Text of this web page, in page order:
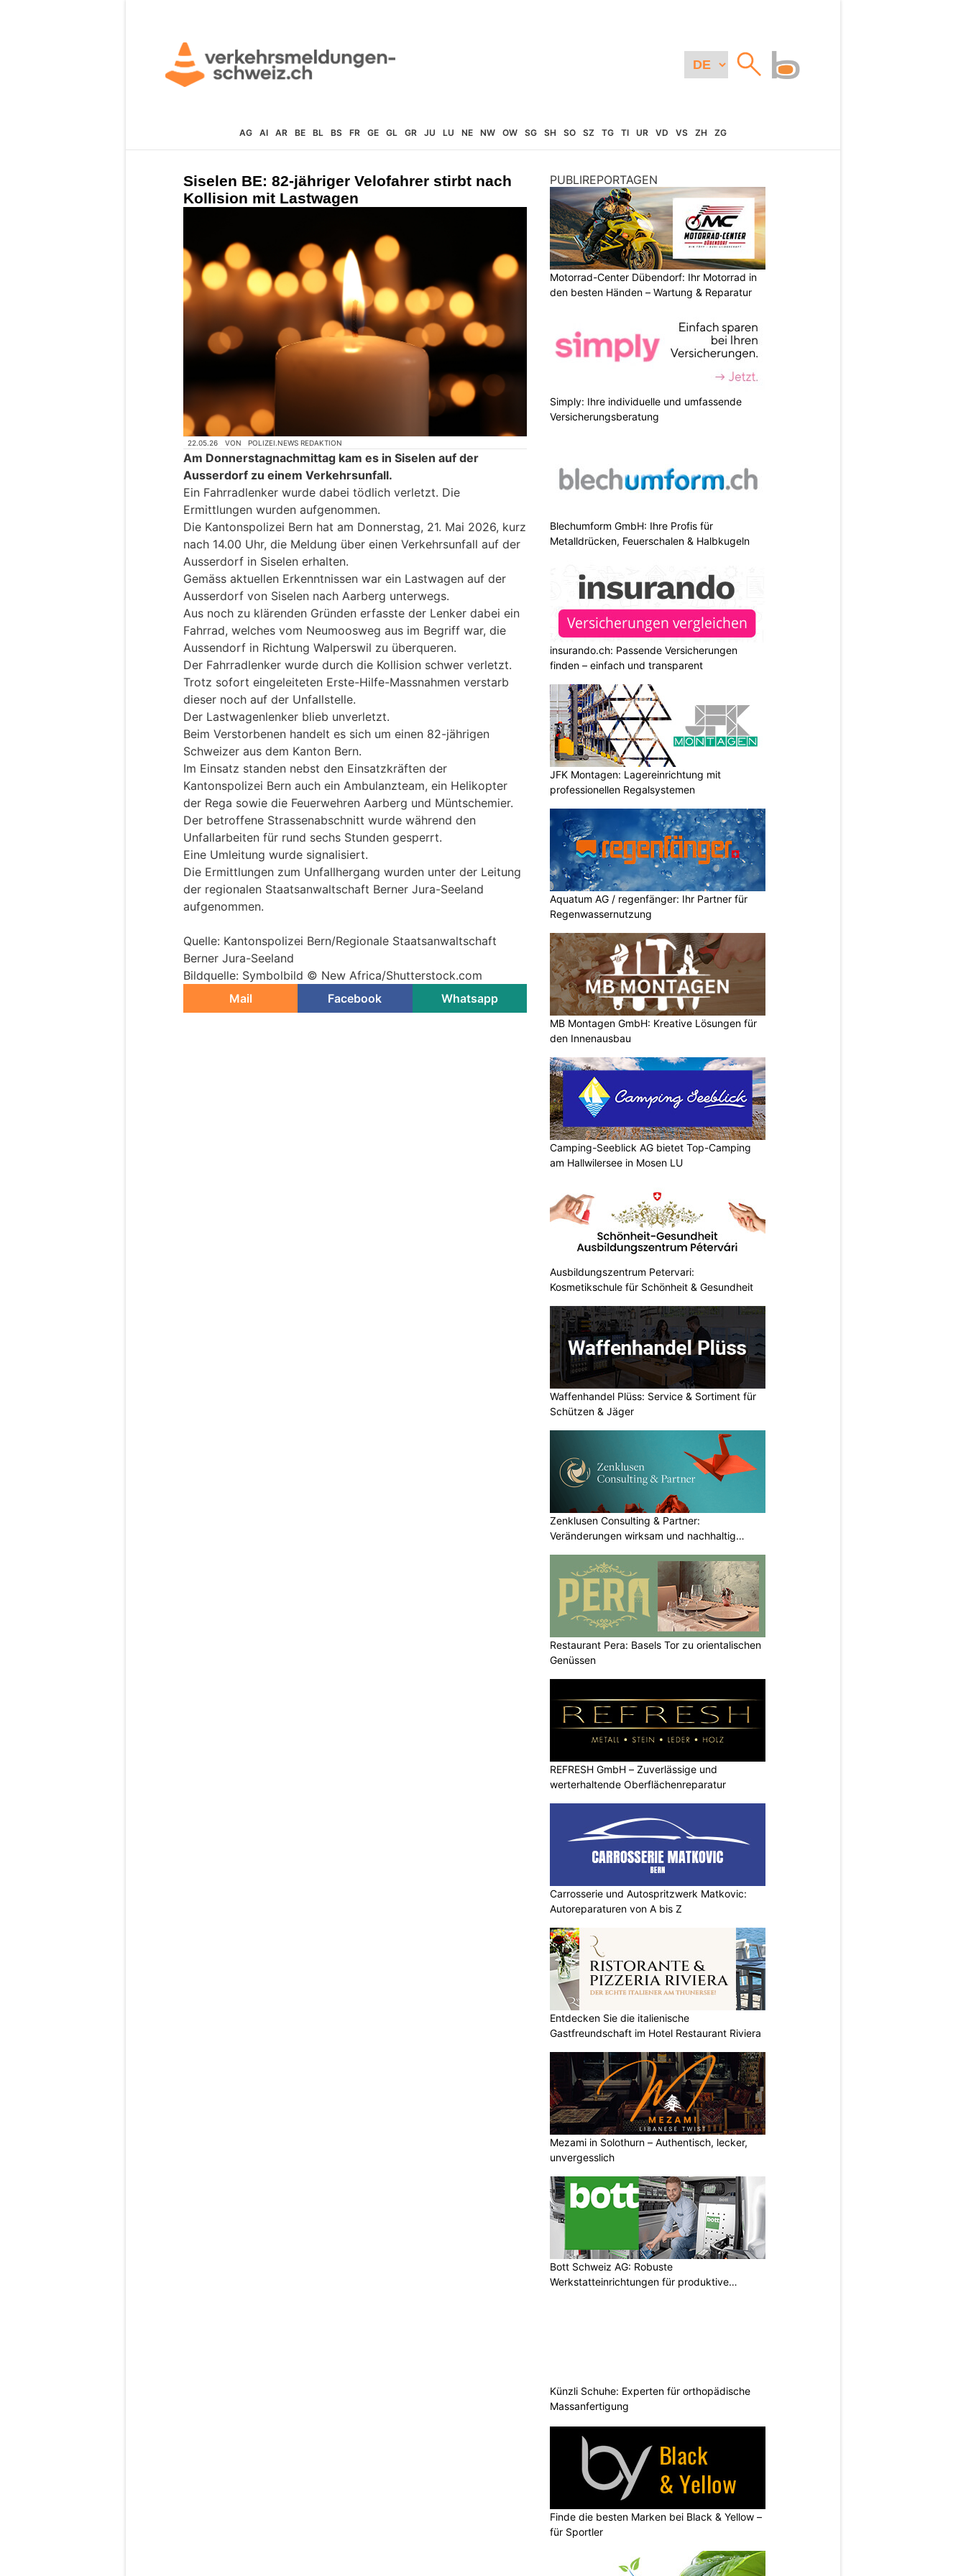
AG AI AR BE BL BS FR GE GL GR JU LU NE NW OW SG SH SO SZ TG TI UR VD VS ZH ZG
Siselen BE: 82-jähriger Velofahrer stirbt nach
Kollision mit Lastwagen
22.05.26 VON POLIZEI.NEWS REDAKTION
Am Donnerstagnachmittag kam es in Siselen auf der
Ausserdorf zu einem Verkehrsunfall.
Ein Fahrradlenker wurde dabei tödlich verletzt. Die
Ermittlungen wurden aufgenommen.
Die Kantonspolizei Bern hat am Donnerstag, 21. Mai 2026, kurz
nach 14.00 Uhr, die Meldung über einen Verkehrsunfall auf der
Ausserdorf in Siselen erhalten.
Gemäss aktuellen Erkenntnissen war ein Lastwagen auf der
Ausserdorf von Siselen nach Aarberg unterwegs.
Aus noch zu klärenden Gründen erfasste der Lenker dabei ein
Fahrrad, welches vom Neumoosweg aus im Begriff war, die
Aussendorf in Richtung Walperswil zu überqueren.
Der Fahrradlenker wurde durch die Kollision schwer verletzt.
Trotz sofort eingeleiteten Erste-Hilfe-Massnahmen verstarb
dieser noch auf der Unfallstelle.
Der Lastwagenlenker blieb unverletzt.
Beim Verstorbenen handelt es sich um einen 82-jährigen
Schweizer aus dem Kanton Bern.
Im Einsatz standen nebst den Einsatzkräften der
Kantonspolizei Bern auch ein Ambulanzteam, ein Helikopter
der Rega sowie die Feuerwehren Aarberg und Müntschemier.
Der betroffene Strassenabschnitt wurde während den
Unfallarbeiten für rund sechs Stunden gesperrt.
Eine Umleitung wurde signalisiert.
Die Ermittlungen zum Unfallhergang wurden unter der Leitung
der regionalen Staatsanwaltschaft Berner Jura-Seeland
aufgenommen.
Quelle: Kantonspolizei Bern/Regionale Staatsanwaltschaft
Berner Jura-Seeland
Bildquelle: Symbolbild © New Africa/Shutterstock.com
Mail
Facebook Whatsapp
PUBLIREPORTAGEN
Motorrad-Center Dübendorf: Ihr Motorrad in
den besten Händen – Wartung & Reparatur
Simply: Ihre individuelle und umfassende
Versicherungsberatung
Blechumform GmbH: Ihre Profis für
Metalldrücken, Feuerschalen & Halbkugeln
insurando.ch: Passende Versicherungen
finden – einfach und transparent
JFK Montagen: Lagereinrichtung mit
professionellen Regalsystemen
Aquatum AG / regenfänger: Ihr Partner für
Regenwassernutzung
MB Montagen GmbH: Kreative Lösungen für
den Innenausbau
Camping-Seeblick AG bietet Top-Camping
am Hallwilersee in Mosen LU
Ausbildungszentrum Petervari:
Kosmetikschule für Schönheit & Gesundheit
Waffenhandel Plüss: Service & Sortiment für
Schützen & Jäger
Zenklusen Consulting & Partner:
Veränderungen wirksam und nachhaltig
Restaurant Pera: Basels Tor zu orientalischen
Genüssen
REFRESH GmbH – Zuverlässige und
werterhaltende Oberflächenreparatur
Carrosserie und Autospritzwerk Matkovic:
Autoreparaturen von A bis Z
Entdecken Sie die italienische
Gastfreundschaft im Hotel Restaurant Riviera
Mezami in Solothurn – Authentisch, lecker,
unvergesslich
Bott Schweiz AG: Robuste
Werkstatteinrichtungen für produktive
Künzli Schuhe: Experten für orthopädische
Massanfertigung
Finde die besten Marken bei Black & Yellow –
für Sportler